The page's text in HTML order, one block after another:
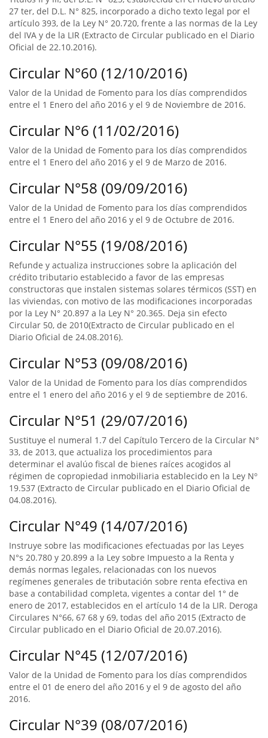
27 ter, del D.L. N° 825, incorporado a dicho texto legal por el
artículo 393, de la Ley N° 20.720, frente a las normas de la Ley
del IVA y de la LIR (Extracto de Circular publicado en el Diario
Oficial de 22.10.2016).
Circular N°60 (12/10/2016)
Valor de la Unidad de Fomento para los días comprendidos
entre el 1 Enero del año 2016 y el 9 de Noviembre de 2016.
Circular N°6 (11/02/2016)
Valor de la Unidad de Fomento para los días comprendidos
entre el 1 Enero del año 2016 y el 9 de Marzo de 2016.
Circular N°58 (09/09/2016)
Valor de la Unidad de Fomento para los días comprendidos
entre el 1 Enero del año 2016 y el 9 de Octubre de 2016.
Circular N°55 (19/08/2016)
Refunde y actualiza instrucciones sobre la aplicación del
crédito tributario establecido a favor de las empresas
constructoras que instalen sistemas solares térmicos (SST) en
las viviendas, con motivo de las modificaciones incorporadas
por la Ley N° 20.897 a la Ley N° 20.365. Deja sin efecto
Circular 50, de 2010(Extracto de Circular publicado en el
Diario Oficial de 24.08.2016).
Circular N°53 (09/08/2016)
Valor de la Unidad de Fomento para los días comprendidos
entre el 1 enero del año 2016 y el 9 de septiembre de 2016.
Circular N°51 (29/07/2016)
Sustituye el numeral 1.7 del Capítulo Tercero de la Circular N°
33, de 2013, que actualiza los procedimientos para
determinar el avalúo fiscal de bienes raíces acogidos al
régimen de copropiedad inmobiliaria establecido en la Ley Nº
19.537 (Extracto de Circular publicado en el Diario Oficial de
04.08.2016).
Circular N°49 (14/07/2016)
Instruye sobre las modificaciones efectuadas por las Leyes
N°s 20.780 y 20.899 a la Ley sobre Impuesto a la Renta y
demás normas legales, relacionadas con los nuevos
regímenes generales de tributación sobre renta efectiva en
base a contabilidad completa, vigentes a contar del 1° de
enero de 2017, establecidos en el artículo 14 de la LIR. Deroga
Circulares N°66, 67 68 y 69, todas del año 2015 (Extracto de
Circular publicado en el Diario Oficial de 20.07.2016).
Circular N°45 (12/07/2016)
Valor de la Unidad de Fomento para los días comprendidos
entre el 01 de enero del año 2016 y el 9 de agosto del año
2016.
Circular N°39 (08/07/2016)